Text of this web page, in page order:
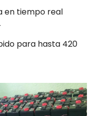
en tiempo real
para hasta 420